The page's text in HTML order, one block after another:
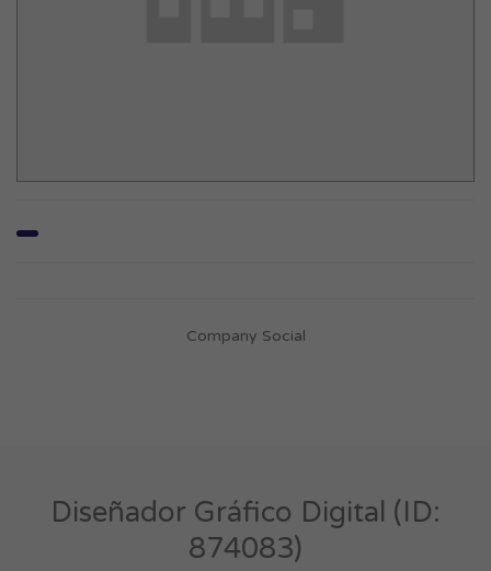
Company Social
Diseñador Gráfico Digital (ID:
874083)